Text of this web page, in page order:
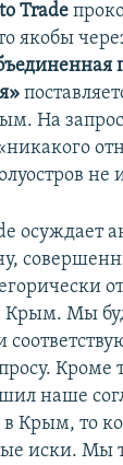
Trade
якобы
На запрос
не
осуждает
Крым. Мы
Кроме
наше
в Крым, то
иски. Мы